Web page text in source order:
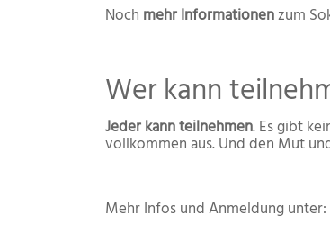
Noch mehr Informationenzum
Wer kann
Jeder kann teilnehmen. Es gibt
vollkommen aus. Und den Mut
Mehr Infos und Anmeldung unter: